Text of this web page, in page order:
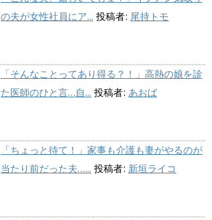
の夫が女性社員にア... 投稿者: 尾持トモ
「そんなことってあり得る？！」高熱の娘を診
た医師のひと言…自... 投稿者: あおば
「ちょっと待て！」家事も介護も妻がやるのが
当たり前だった夫…... 投稿者: 新垣ライコ